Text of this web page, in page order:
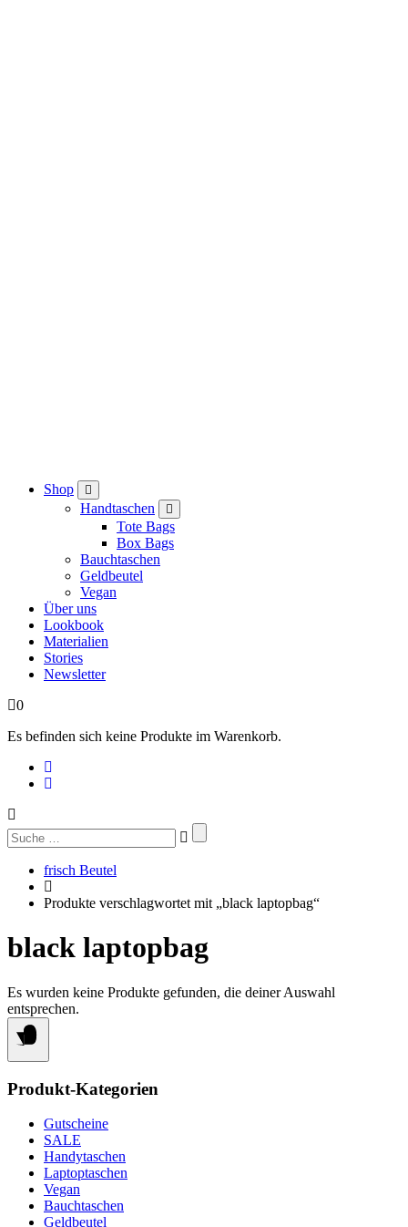
Shop
Handtaschen
Tote Bags
Box Bags
Bauchtaschen
Geldbeutel
Vegan
Über uns
Lookbook
Materialien
Stories
Newsletter
0
Es befinden sich keine Produkte im Warenkorb.
Suchen
nach:
frisch Beutel
Produkte verschlagwortet mit „black laptopbag“
black laptopbag
Es wurden keine Produkte gefunden, die deiner Auswahl
entsprechen.
Produkt-Kategorien
Gutscheine
SALE
Handytaschen
Laptoptaschen
Vegan
Bauchtaschen
Geldbeutel